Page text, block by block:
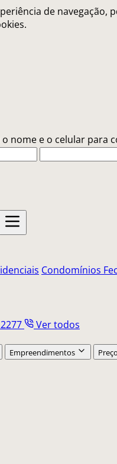
de
nome e o celular para
Condomínios
Ver todos
Empreendimentos Preço